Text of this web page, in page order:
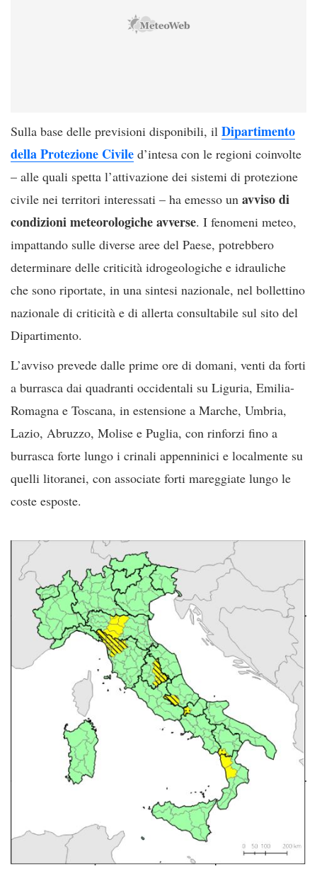
Sulla base delle previsioni disponibili, il Dipartimento
della Protezione Civile d’intesa con le regioni coinvolte
– alle quali spetta l’attivazione dei sistemi di protezione
civile nei territori interessati – ha emesso un avviso di
condizioni meteorologiche avverse. I fenomeni meteo,
impattando sulle diverse aree del Paese, potrebbero
determinare delle criticità idrogeologiche e idrauliche
che sono riportate, in una sintesi nazionale, nel bollettino
nazionale di criticità e di allerta consultabile sul sito del
Dipartimento.
L’avviso prevede dalle prime ore di domani, venti da forti
a burrasca dai quadranti occidentali su Liguria, Emilia-
Romagna e Toscana, in estensione a Marche, Umbria,
Lazio, Abruzzo, Molise e Puglia, con rinforzi fino a
burrasca forte lungo i crinali appenninici e localmente su
quelli litoranei, con associate forti mareggiate lungo le
coste esposte.